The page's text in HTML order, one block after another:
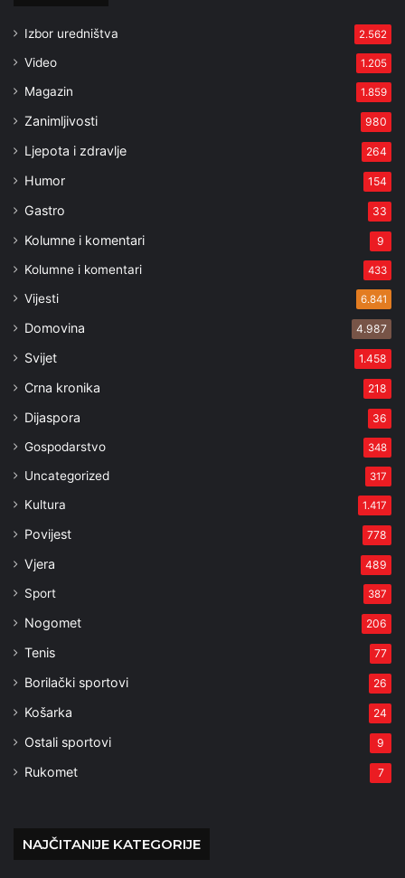
Izbor uredništva 2.562
Video 1.205
Magazin 1.859
Zanimljivosti 980
Ljepota i zdravlje 264
Humor 154
Gastro 33
Kolumne i komentari 9
Kolumne i komentari 433
Vijesti 6.841
Domovina 4.987
Svijet 1.458
Crna kronika 218
Dijaspora 36
Gospodarstvo 348
Uncategorized 317
Kultura 1.417
Povijest 778
Vjera 489
Sport 387
Nogomet 206
Tenis 77
Borilački sportovi 26
Košarka 24
Ostali sportovi 9
Rukomet 7
NAJČITANIJE KATEGORIJE